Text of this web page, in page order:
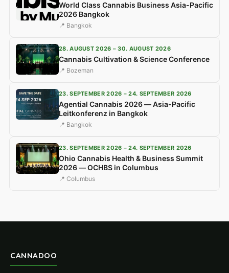
World Class Cannabis Business Asia-Pacific
2026 Bangkok
📍 Bangkok
28. AUGUST 2026 – 30. AUGUST 2026
Cannabis Cultivation & Science Conference
📍 Bozeman
23. SEPTEMBER 2026 – 24. SEPTEMBER 2026
Agential Cannabis 2026 — Asia-Pacific
Leitkonferenz in Bangkok
📍 Bangkok
23. SEPTEMBER 2026 – 24. SEPTEMBER 2026
Ohio Cannabis Health & Business Summit
2026 — OCHBS in Columbus
📍 Columbus
CANNADOO